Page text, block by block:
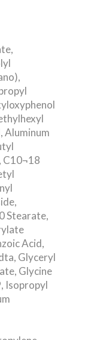
Aluminum
C10¬18
Stearate,
Acid,
Glyceryl
Glycine
Isopropyl